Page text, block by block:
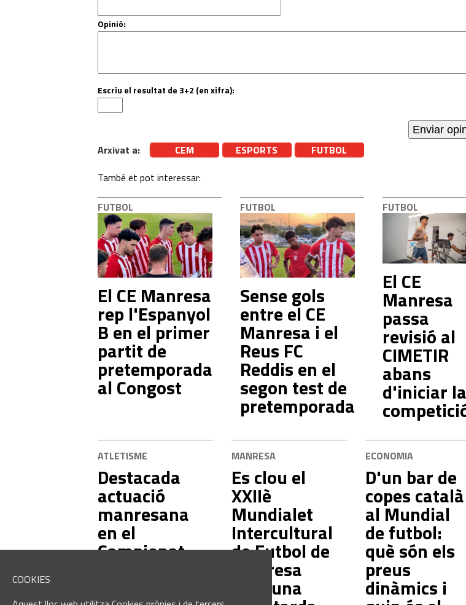
COOKIES
Opinió:
Escriu el resultat de 3+2 (en xifra):
Arxivat a: CEM ESPORTS
FUTBOL
També et pot interessar:
FUTBOL
El CE Manresa
rep l'Espanyol
B en el primer
partit de
pretemporada
al Congost
FUTBOL
Sense gols
entre el CE
Manresa i el
Reus FC
Reddis en el
segon test de
pretemporada
FUTBOL
El CE
Manresa
passa
revisió al
CIMETIR
abans
d'iniciar la
ATLETISME
Destacada
actuació
manresana
en el
Campionat
MANRESA
Es clou el
XXIIè
Mundialet
Intercultural
de Futbol de
Manresa
amb una
ECONOMIA
D'un bar de
copes català
al Mundial
de futbol:
què són els
preus
dinàmics i